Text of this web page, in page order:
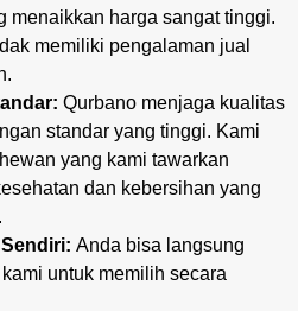
menaikkan harga sangat tinggi.
memiliki pengalaman jual
Qurbano menjaga kualitas
standar yang tinggi. Kami
yang kami tawarkan
dan kebersihan yang
Anda bisa langsung
untuk memilih secara